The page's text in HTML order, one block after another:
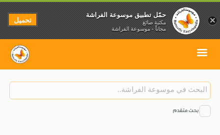
بحث متقدم
×
حمّل تطبيق موسوعة الفراشة
مكتبة صائغ
مجاناً - موسوعة الفراشة
تحميل